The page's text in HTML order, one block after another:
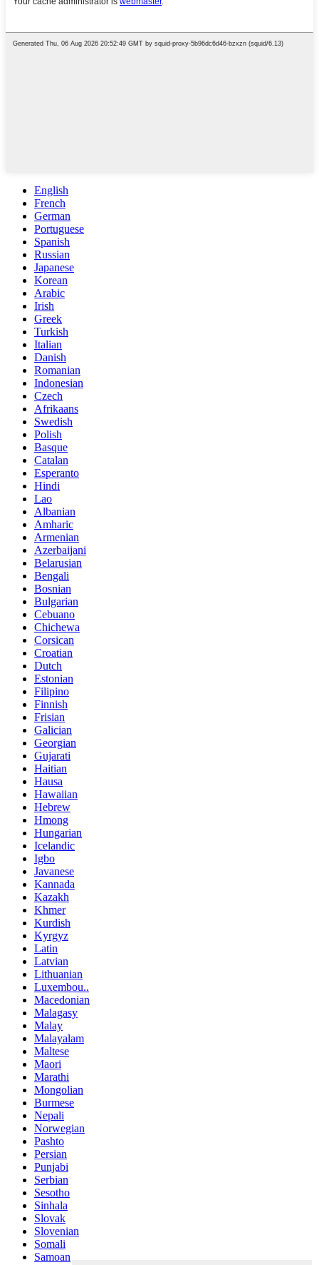
English
French
German
Portuguese
Spanish
Russian
Japanese
Korean
Arabic
Irish
Greek
Turkish
Italian
Danish
Romanian
Indonesian
Czech
Afrikaans
Swedish
Polish
Basque
Catalan
Esperanto
Hindi
Lao
Albanian
Amharic
Armenian
Azerbaijani
Belarusian
Bengali
Bosnian
Bulgarian
Cebuano
Chichewa
Corsican
Croatian
Dutch
Estonian
Filipino
Finnish
Frisian
Galician
Georgian
Gujarati
Haitian
Hausa
Hawaiian
Hebrew
Hmong
Hungarian
Icelandic
Igbo
Javanese
Kannada
Kazakh
Khmer
Kurdish
Kyrgyz
Latin
Latvian
Lithuanian
Luxembou..
Macedonian
Malagasy
Malay
Malayalam
Maltese
Maori
Marathi
Mongolian
Burmese
Nepali
Norwegian
Pashto
Persian
Punjabi
Serbian
Sesotho
Sinhala
Slovak
Slovenian
Somali
Samoan